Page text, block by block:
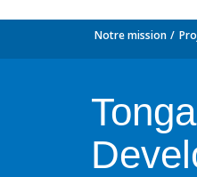
Notre mission